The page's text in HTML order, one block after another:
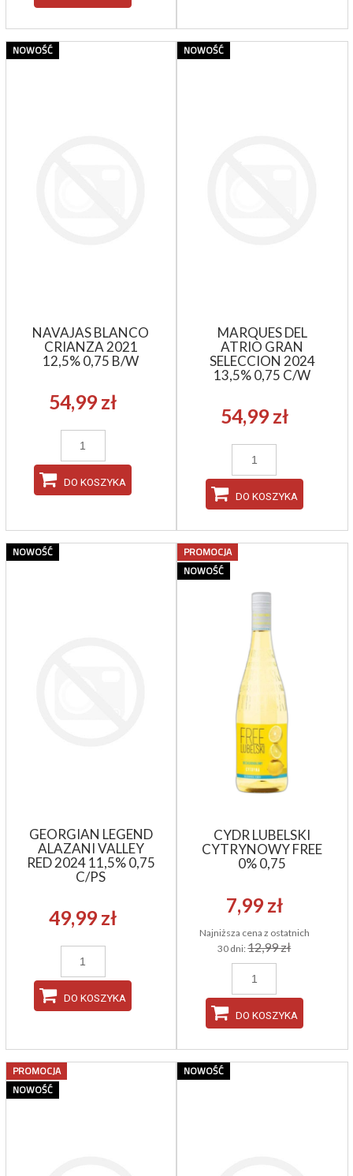
NAVAJAS BLANCO
CRIANZA 2021
12,5% 0,75 B/W
54,99 zł
DO KOSZYKA
NOWOŚĆ
MARQUES DEL
ATRIO GRAN
SELECCION 2024
13,5% 0,75 C/W
54,99 zł
DO KOSZYKA
NOWOŚĆ
GEORGIAN LEGEND
ALAZANI VALLEY
RED 2024 11,5% 0,75
C/PS
49,99 zł
DO KOSZYKA
NOWOŚĆ
CYDR LUBELSKI
CYTRYNOWY FREE
0% 0,75
7,99 zł
Najniższa cena z ostatnich
30 dni:12,99 zł
DO KOSZYKA
PROMOCJA
NOWOŚĆ
PROMOCJA
NOWOŚĆ
NOWOŚĆ